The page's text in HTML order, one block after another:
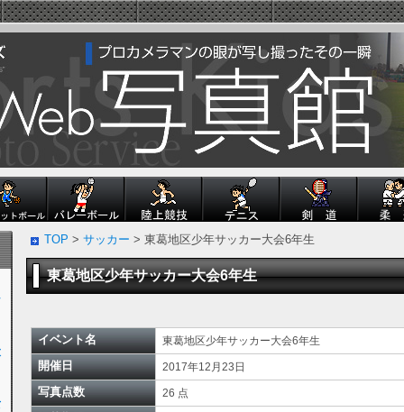
TOP > サッカー > 東葛地区少年サッカー大会6年生
東葛地区少年サッカー大会6年生
イベント名 東葛地区少年サッカー大会6年生
開催日 2017年12月23日
写真点数 26 点